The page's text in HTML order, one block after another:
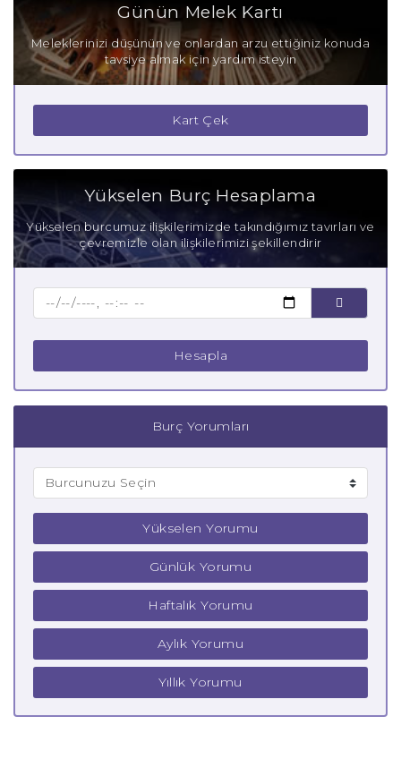
Koç Burcu Olumsuz Yönleri
Koç Burcu Gizli Tutkuları
Koç Burcu Güçlü Yanları
Koç Burcu Zayıf Yanları
Anne Koç Burcu
Baba Koç Burcu
Günün Melek Kartı
Meleklerinizi düşünün ve onlardan arzu ettiğiniz konuda
tavsiye almak için yardım isteyin
Kart Çek
Yükselen Burç Hesaplama
Yükselen burcumuz ilişkilerimizde takındığımız tavırları ve
çevremizle olan ilişkilerimizi şekillendirir
Hesapla
Burç Yorumları
Yükselen Yorumu
Günlük Yorumu
Haftalık Yorumu
Aylık Yorumu
Yıllık Yorumu